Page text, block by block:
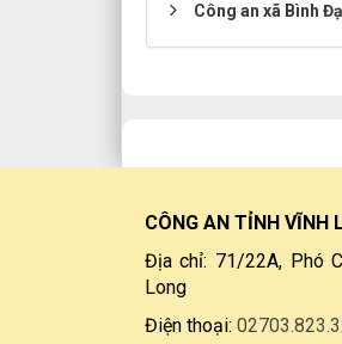
Công an xã Bình
CÔNG AN TỈNH VĨNH
Địa chỉ: 71/22A, Phó
Long
Điện thoại: